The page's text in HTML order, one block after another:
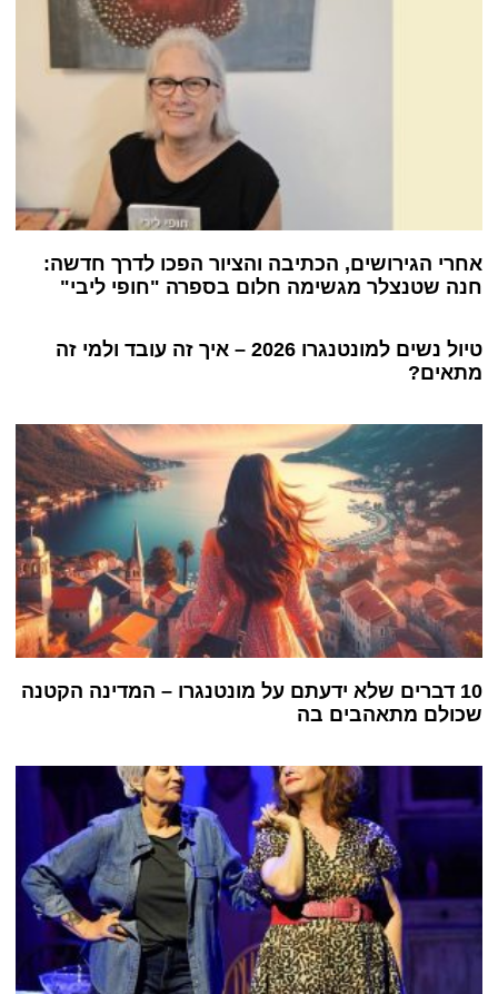
אחרי הגירושים, הכתיבה והציור הפכו לדרך חדשה:
חנה שטנצלר מגשימה חלום בספרה "חופי ליבי"
טיול נשים למונטנגרו 2026 – איך זה עובד ולמי זה
מתאים?
10 דברים שלא ידעתם על מונטנגרו – המדינה הקטנה
שכולם מתאהבים בה